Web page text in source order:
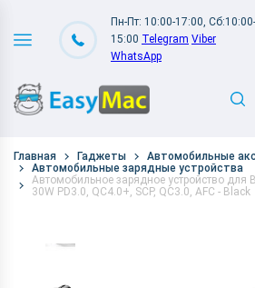
Пн-Пт: 10:00-17:00, Сб:10:00-
15:00 Telegram Viber
WhatsApp
Главная Гаджеты
Автомобильные
Автомобильные зарядные устройства
Автомобильное зарядное устройство для
30W PD3.0, QC4.0+, SCP, QC3.0, AFC - Black